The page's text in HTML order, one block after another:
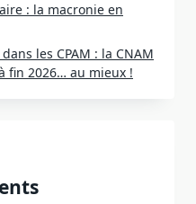
: la macronie en
les CPAM : la CNAM
fin 2026… au mieux !